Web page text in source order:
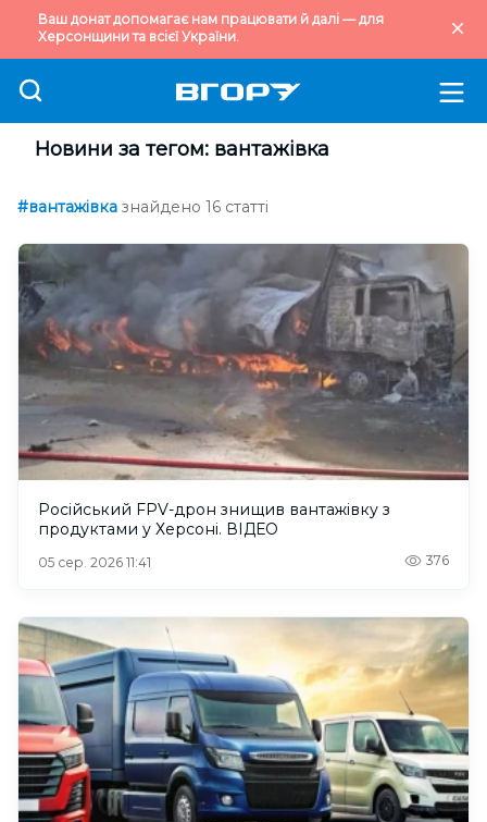
Ваш донат допомагає нам працювати й далі — для
Херсонщини та всієї України.
Новини за тегом: вантажівка
#вантажівка знайдено 16 статті
Російський FPV-дрон знищив вантажівку з
продуктами у Херсоні. ВІДЕО
05 сер. 2026 11:41 376